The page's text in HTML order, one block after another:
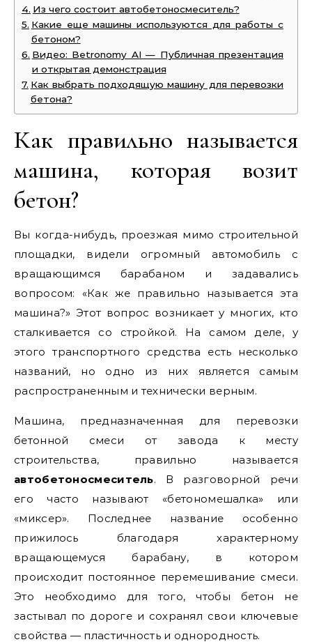
Из чего состоит автобетоносмеситель?
Какие еще машины используются для работы с
бетоном?
Видео: Betronomy AI — Публичная презентация
и открытая демонстрация
Как выбрать подходящую машину для перевозки
бетона?
Как правильно называется
машина, которая возит
бетон?
Вы когда-нибудь, проезжая мимо строительной
площадки, видели огромный автомобиль с
вращающимся барабаном и задавались
вопросом: «Как же правильно называется эта
машина?» Этот вопрос возникает у многих, кто
сталкивается со стройкой. На самом деле, у
этого транспортного средства есть несколько
названий, но одно из них является самым
распространенным и технически верным.
Машина, предназначенная для перевозки
бетонной смеси от завода к месту
строительства, правильно называется
автобетоносмеситель. В разговорной речи
его часто называют «бетономешалка» или
«миксер». Последнее название особенно
прижилось благодаря характерному
вращающемуся барабану, в котором
происходит постоянное перемешивание смеси.
Это необходимо для того, чтобы бетон не
застывал по дороге и сохранял свои ключевые
свойства — пластичность и однородность.